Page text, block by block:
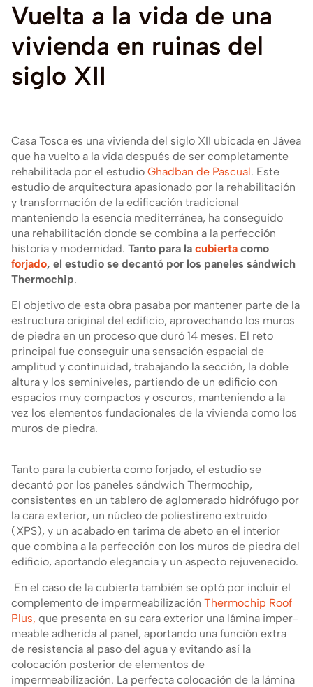
Vuelta a la vida de una
vivienda en ruinas del
siglo XII
Casa Tosca es una vivienda del siglo XII ubicada en Jávea
que ha vuelto a la vida después de ser completamente
rehabilitada por el estudio Ghadban de Pascual. Este
estudio de arquitectura apasionado por la rehabilitación
y transformación de la edificación tradicional
manteniendo la esencia mediterránea, ha conseguido
una rehabilitación donde se combina a la perfección
historia y modernidad. Tanto para la cubierta como
forjado, el estudio se decantó por los paneles sándwich
Thermochip.
El objetivo de esta obra pasaba por mantener parte de la
estructura original del edificio, aprovechando los muros
de piedra en un proceso que duró 14 meses. El reto
principal fue conseguir una sensación espacial de
amplitud y continuidad, trabajando la sección, la doble
altura y los seminiveles, partiendo de un edificio con
espacios muy compactos y oscuros, manteniendo a la
vez los elementos fundacionales de la vivienda como los
muros de piedra.
Tanto para la cubierta como forjado, el estudio se
decantó por los paneles sándwich Thermochip,
consistentes en un tablero de aglomerado hidrófugo por
la cara exterior, un núcleo de poliestireno extruido
(XPS), y un acabado en tarima de abeto en el interior
que combina a la perfección con los muros de piedra del
edificio, aportando elegancia y un aspecto rejuvenecido.
En el caso de la cubierta también se optó por incluir el
complemento de impermeabi­lización Thermochip Roof
Plus, que pre­senta en su cara exterior una lámina imper­
meable adherida al panel, aportando una función extra
de resistencia al paso del agua y evitando así la
colocación posterior de ele­mentos de
impermeabilización. La perfecta colocación de la lámina